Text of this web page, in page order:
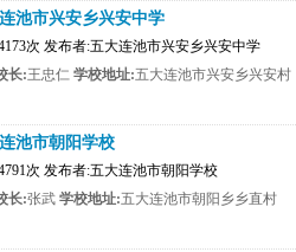
池市兴安乡兴安中学
次 发布者:五大连池市兴安乡兴安中学
长:王忠仁 学校地址:五大连池市兴安乡兴安村
池市朝阳学校
次 发布者:五大连池市朝阳学校
长:张武 学校地址:五大连池市朝阳乡乡直村